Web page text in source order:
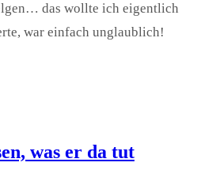
das wollte ich eigentlich
war einfach unglaublich!
was er da tut